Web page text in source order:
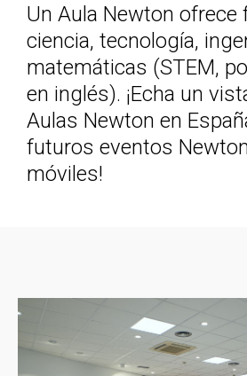
Un Aula Newton ofrece
ciencia, tecnología,
matemáticas (STEM,
en inglés). ¡Echa un
Aulas Newton en
futuros eventos
móviles!